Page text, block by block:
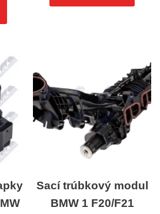
Sací trúbkový modul
BMW 1 F20/F21